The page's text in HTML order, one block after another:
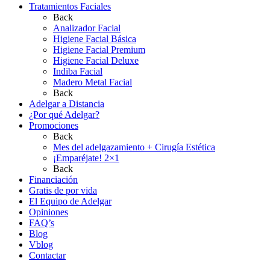
Tratamientos Faciales
Back
Analizador Facial
Higiene Facial Básica
Higiene Facial Premium
Higiene Facial Deluxe
Indiba Facial
Madero Metal Facial
Back
Adelgar a Distancia
¿Por qué Adelgar?
Promociones
Back
Mes del adelgazamiento + Cirugía Estética
¡Emparéjate! 2×1
Back
Financiación
Gratis de por vida
El Equipo de Adelgar
Opiniones
FAQ’s
Blog
Vblog
Contactar